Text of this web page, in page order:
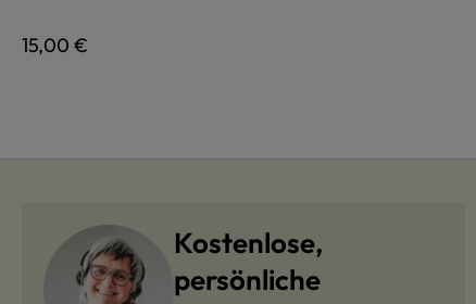
Regulärer Preis:
15,00 €
Kostenlose,
persönliche